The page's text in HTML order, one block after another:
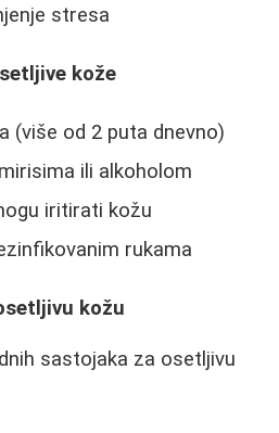
stresa
kože
(više od 2 puta dnevno)
ili alkoholom
iritirati kožu
rukama
kožu
sastojaka za osetljivu